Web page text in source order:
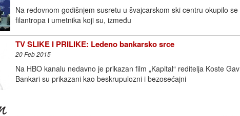
Na redovnom godišnjem susretu u švajcarskom ski centru okupilo
filantropa i umetnika koji su, između
TV SLIKE I PRILIKE: Ledeno bankarsko srce
20 Feb 2015
Na HBO kanalu nedavno je prikazan film „Kapital“ reditelja Koste
Bankari su prikazani kao beskrupulozni i bezosećajni